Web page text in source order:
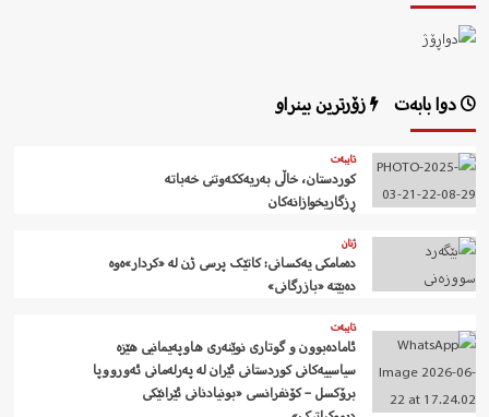
دوا بابەت زۆرترین بینراو
تایبەت
کوردستان، خاڵی بەریەککەوتنی خەباتە
ڕزگاریخوازانەکان
ژنان
دەمامکی یەکسانی: کاتێک پرسی ژن لە «کردار»ەوە
دەبێتە «بازرگانی»
تایبەت
ئامادەبوون و گوتاری نوێنەری هاوپەیمانیی هێزە
سیاسییەکانی کوردستانی ئێران لە پەرلەمانی ئەورووپا
برۆکسل – کۆنفرانسی «بونیادنانی ئێرانێکی